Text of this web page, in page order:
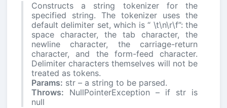
Constructs a string tokenizer for the
specified string. The tokenizer uses the
default delimiter set, which is “ \t\n\r\f”: the
space character, the tab character, the
newline character, the carriage-return
character, and the form-feed character.
Delimiter characters themselves will not be
treated as tokens.
Params: str – a string to be parsed.
Throws: NullPointerException – if str is
null